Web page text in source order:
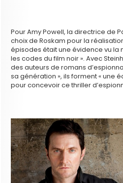
Pour Amy Powell, la directrice de
choix de Roskam pour la
épisodes était une évidence vu la
les codes du film noir ». Avec
des auteurs de romans
sa génération », ils forment « une
pour concevoir ce thriller